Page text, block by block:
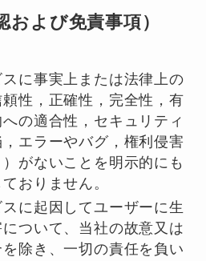
および免責事項）
に事実上または法律上の
性，正確性，完全性，有
の適合性，セキュリティ
エラーやバグ，権利侵害
がないことを明示的にも
おりません。
に起因してユーザーに生
ついて、当社の故意又は
除き、一切の責任を負い